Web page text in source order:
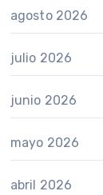
agosto 2026
julio 2026
junio 2026
mayo 2026
abril 2026